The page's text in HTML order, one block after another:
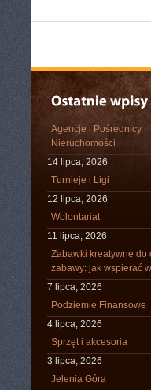
Agencje i Pośrednicy
Nieruchomości
14 lipca, 2026
Turnieje i Ligi
12 lipca, 2026
Wolontariat
11 lipca, 2026
Zabawki kreatywne do
zabawy: jak wspierać
7 lipca, 2026
Podziemie Finansowe
4 lipca, 2026
Sprzęt i akcesoria
3 lipca, 2026
Jelenia Góra